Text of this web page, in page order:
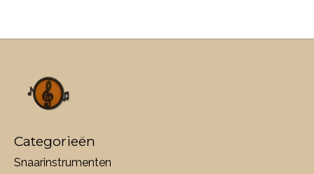
Categorieën
Snaarinstrumenten